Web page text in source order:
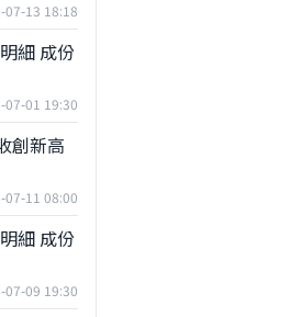
07-13 18:18
細 成份
07-01 19:30
創新高
07-11 08:00
細 成份
07-09 19:30